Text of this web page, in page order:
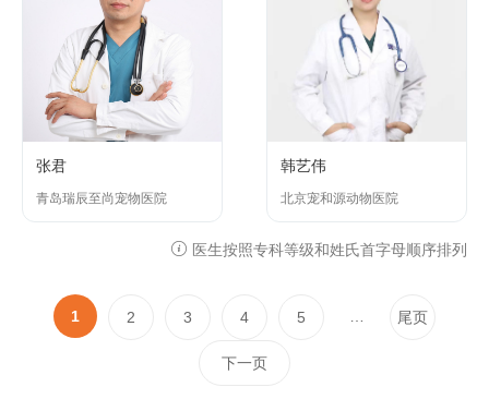
张君
青岛瑞辰至尚宠物医院
韩艺伟
北京宠和源动物医院
医生按照专科等级和姓氏首字母顺序排列
1 2 3 4 5 尾页
下一页